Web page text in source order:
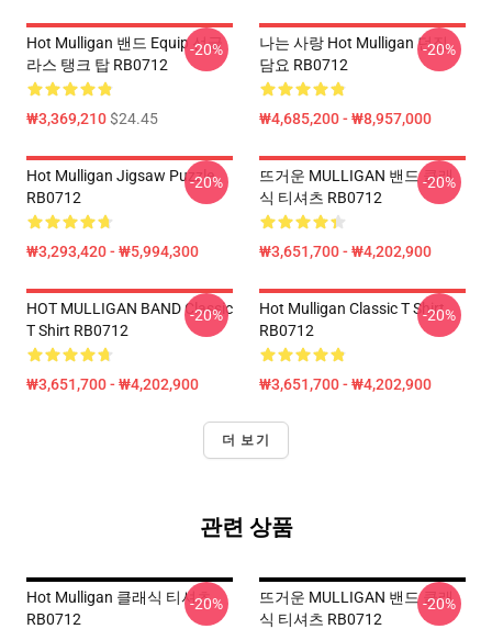
Hot Mulligan 밴드 Equip 선글
라스 탱크 탑 RB0712
₩3,369,210$24.45
-20%
나는 사랑 Hot Mulligan 던짐
담요 RB0712
₩4,685,200 - ₩8,957,000
-20%
Hot Mulligan Jigsaw Puzzle
RB0712
₩3,293,420 - ₩5,994,300
-20%
뜨거운 MULLIGAN 밴드 클래
식 티셔츠 RB0712
₩3,651,700 - ₩4,202,900
-20%
HOT MULLIGAN BAND Classic
T Shirt RB0712
₩3,651,700 - ₩4,202,900
-20%
Hot Mulligan Classic T Shirt
RB0712
₩3,651,700 - ₩4,202,900
-20%
더 보기
관련 상품
Hot Mulligan 클래식 티셔츠
RB0712
-20%
뜨거운 MULLIGAN 밴드 클래
식 티셔츠 RB0712
-20%